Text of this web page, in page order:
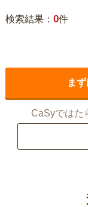
検索結果： 0件
ま
CaSyではた